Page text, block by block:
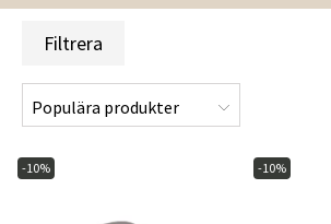
Filtrera
-10% -10%